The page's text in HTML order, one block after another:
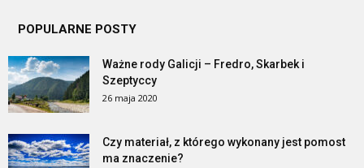
POPULARNE POSTY
Ważne rody Galicji – Fredro, Skarbek i
Szeptyccy
26 maja 2020
Czy materiał, z którego wykonany jest pomost
ma znaczenie?